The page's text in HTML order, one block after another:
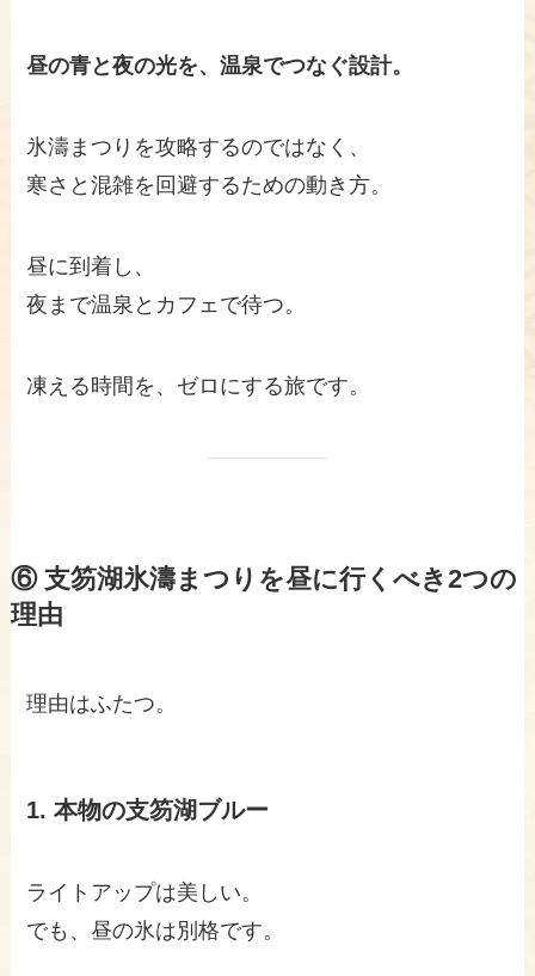
昼の青と夜の光を、温泉でつなぐ設計。
氷濤まつりを攻略するのではなく、
寒さと混雑を回避するための動き方。
昼に到着し、
夜まで温泉とカフェで待つ。
凍える時間を、ゼロにする旅です。
⑥ 支笏湖氷濤まつりを昼に行くべき2つの
理由
理由はふたつ。
1. 本物の支笏湖ブルー
ライトアップは美しい。
でも、昼の氷は別格です。